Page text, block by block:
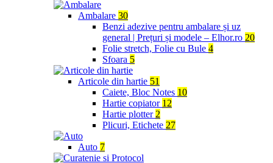
Ambalare 30
Benzi adezive pentru ambalare și uz
general | Prețuri și modele – Elhor.ro 20
Folie stretch, Folie cu Bule 4
Sfoara 5
Articole din hartie 51
Caiete, Bloc Notes 10
Hartie copiator 12
Hartie plotter 2
Plicuri, Etichete 27
Auto 7